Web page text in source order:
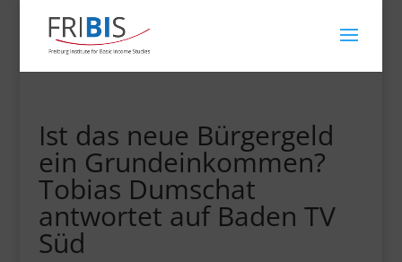
Ist das neue Bürgergeld
ein Grundeinkommen?
Tobias Dumschat
antwortet auf Baden TV
Süd